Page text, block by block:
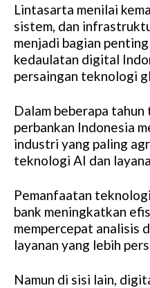
Lintasarta menilai
sistem, dan
menjadi bagian
kedaulatan digital
persaingan teknologi
Dalam beberapa
perbankan Indonesia
industri yang paling
teknologi AI dan
Pemanfaatan
bank meningkatkan
mempercepat analisis
layanan yang lebih
Namun di sisi lain,